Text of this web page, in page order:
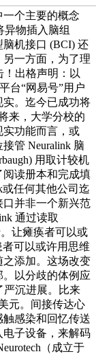
个主要的概念
物插入脑组
机接口 (BCI) 还
一方面，为了理
！出格声明：以
台“网易号”用户
实。迄今已成功将
来，大学分校的
功能而言，或
管 Neuralink 脑
用取计较机
读册本和完成填
任何其他公司迄
并非一个新兴范
通过读取
让瘫痪者可以或
可以或许用思维
添加。这场改变
以分歧的体例应
严沉进展。比来
元。间接传达心
感染和回忆传送
子设备，来解码
（成立于